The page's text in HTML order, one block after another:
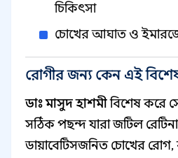
চিকিৎসা
চোখের আঘাত ও
রোগীর জন্য কেন এই
ডাঃ মাসুদ হাশমীবিশেষ করে
সঠিক পছন্দ যারা জটিল
ডায়াবেটিসজনিত চোখের রোগ,